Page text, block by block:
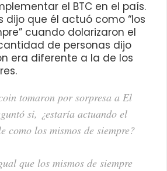
el BTC en el país.
dijo que él actuó como “los
cuando dolarizaron el
de personas dijo
era diferente a la de los
tomaron por sorpresa a El
si, ¿estaría actuando el
como los mismos de siempre?
que los mismos de siempre